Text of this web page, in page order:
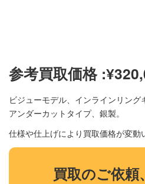
参考買取価格 :¥
ビジューモデル、インラインリン
アンダーカットタイプ、銀製。
仕様や仕上げにより買取価格が変動
買取のご依頼